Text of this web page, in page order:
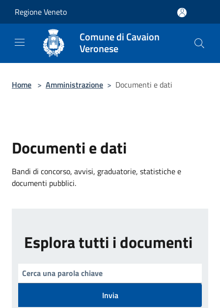
Regione Veneto
Comune di Cavaion
Veronese
Home > Amministrazione > Documenti e dati
Documenti e dati
Bandi di concorso, avvisi, graduatorie, statistiche e
documenti pubblici.
Esplora tutti i documenti
Invia